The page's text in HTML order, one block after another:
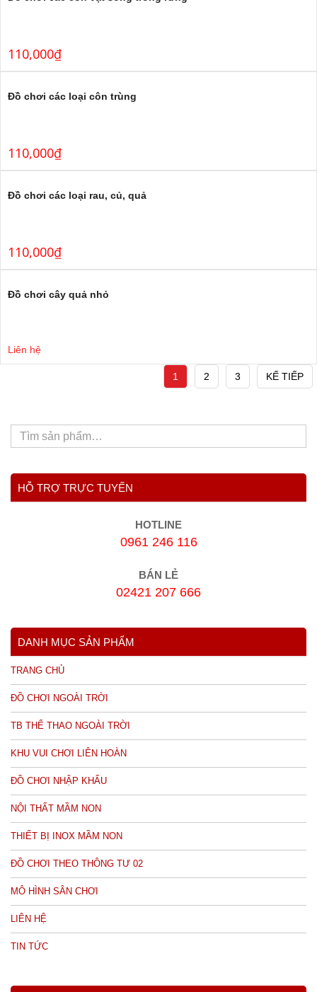
110,000₫
Đồ chơi các loại côn trùng
110,000₫
Đồ chơi các loại rau, củ, quả
110,000₫
Đồ chơi cây quả nhỏ
Liên hệ
1 2 3 KẾ TIẾP
HỖ TRỢ TRỰC TUYẾN
HOTLINE
0961 246 116
BÁN LẺ
02421 207 666
DANH MỤC SẢN PHẨM
TRANG CHỦ
ĐỒ CHƠI NGOÀI TRỜI
TB THỂ THAO NGOÀI TRỜI
KHU VUI CHƠI LIÊN HOÀN
ĐỒ CHƠI NHẬP KHẨU
NỘI THẤT MẦM NON
THIẾT BỊ INOX MẦM NON
ĐỒ CHƠI THEO THÔNG TƯ 02
MÔ HÌNH SÂN CHƠI
LIÊN HỆ
TIN TỨC